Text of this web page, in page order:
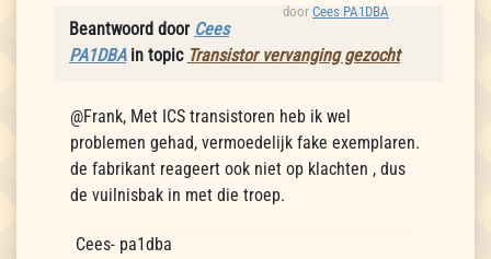
door Cees PA1DBA
Beantwoord door Cees
PA1DBAin topic Transistor vervanging gezocht
@Frank, Met ICS transistoren heb ik wel
problemen gehad, vermoedelijk fake exemplaren.
de fabrikant reageert ook niet op klachten , dus
de vuilnisbak in met die troep.
Cees- pa1dba